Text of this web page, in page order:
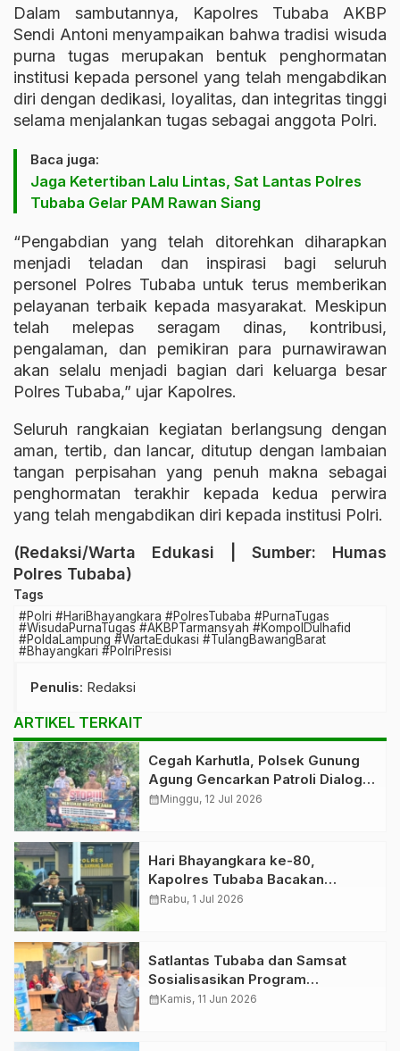
Dalam sambutannya, Kapolres Tubaba AKBP
Sendi Antoni menyampaikan bahwa tradisi wisuda
purna tugas merupakan bentuk penghormatan
institusi kepada personel yang telah mengabdikan
diri dengan dedikasi, loyalitas, dan integritas tinggi
selama menjalankan tugas sebagai anggota Polri.
Baca juga:
Jaga Ketertiban Lalu Lintas, Sat Lantas Polres
Tubaba Gelar PAM Rawan Siang
“Pengabdian yang telah ditorehkan diharapkan
menjadi teladan dan inspirasi bagi seluruh
personel Polres Tubaba untuk terus memberikan
pelayanan terbaik kepada masyarakat. Meskipun
telah melepas seragam dinas, kontribusi,
pengalaman, dan pemikiran para purnawirawan
akan selalu menjadi bagian dari keluarga besar
Polres Tubaba,” ujar Kapolres.
Seluruh rangkaian kegiatan berlangsung dengan
aman, tertib, dan lancar, ditutup dengan lambaian
tangan perpisahan yang penuh makna sebagai
penghormatan terakhir kepada kedua perwira
yang telah mengabdikan diri kepada institusi Polri.
(Redaksi/Warta Edukasi | Sumber: Humas
Polres Tubaba)
Tags
#Polri #HariBhayangkara #PolresTubaba #PurnaTugas
#WisudaPurnaTugas #AKBPTarmansyah #KompolDulhafid
#PoldaLampung #WartaEdukasi #TulangBawangBarat
#Bhayangkari #PolriPresisi
Penulis: Redaksi
ARTIKEL TERKAIT
Cegah Karhutla, Polsek Gunung
Agung Gencarkan Patroli Dialogis
dan Edukasi kepada Masyarakat
calendar_monthMinggu, 12 Jul 2026
Hari Bhayangkara ke-80,
Kapolres Tubaba Bacakan
Amanat Presiden: Polri Harus
calendar_monthRabu, 1 Jul 2026
Satlantas Tubaba dan Samsat
Sosialisasikan Program
Keringanan Pajak Kendaraan
calendar_monthKamis, 11 Jun 2026